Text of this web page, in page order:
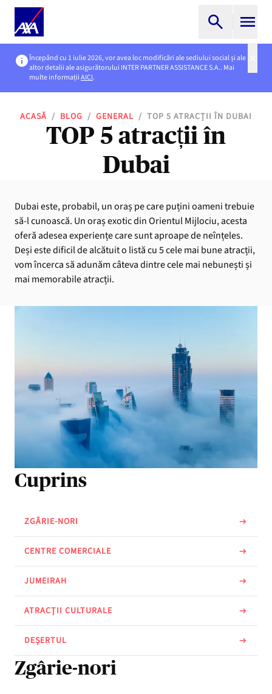
Începând cu 1 iulie 2026, vor avea loc modificări ale sediului social și ale
altor detalii ale asigurătorului INTER PARTNER ASSISTANCE S.A.. Mai
multe informațiiAICI.
ACASĂ / BLOG / GENERAL / TOP 5 ATRACȚII ÎN DUBAI
TOP 5 atracții în
Dubai
Dubai este, probabil, un oraș pe care puțini oameni trebuie
să-l cunoască. Un oraș exotic din Orientul Mijlociu, acesta
oferă adesea experiențe care sunt aproape de neînțeles.
Deși este dificil de alcătuit o listă cu 5 cele mai bune atracții,
vom încerca să adunăm câteva dintre cele mai nebunești și
mai memorabile atracții.
Cuprins
ZGÂRIE-NORI
CENTRE COMERCIALE
JUMEIRAH
ATRACȚII CULTURALE
DEȘERTUL
Zgârie-nori